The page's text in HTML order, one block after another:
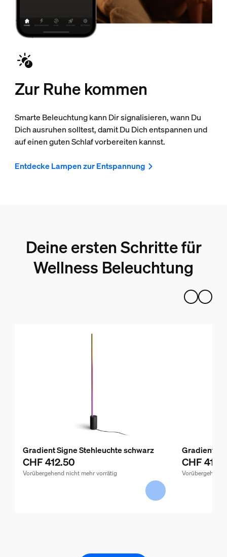
Zur Ruhe kommen
Smarte Beleuchtung kann Dir signalisieren, wann Du
Dich ausruhen solltest, damit Du Dich entspannen und
auf einen guten Schlaf vorbereiten kannst.
Entdecke Lampen zur Entspannung
Deine ersten Schritte für
Wellness Beleuchtung
Gradient Signe Stehleuchte schwarz
CHF 412.50
Vorübergehend nicht mehr vorrätig
Gradient
CHF
Vorübergehend